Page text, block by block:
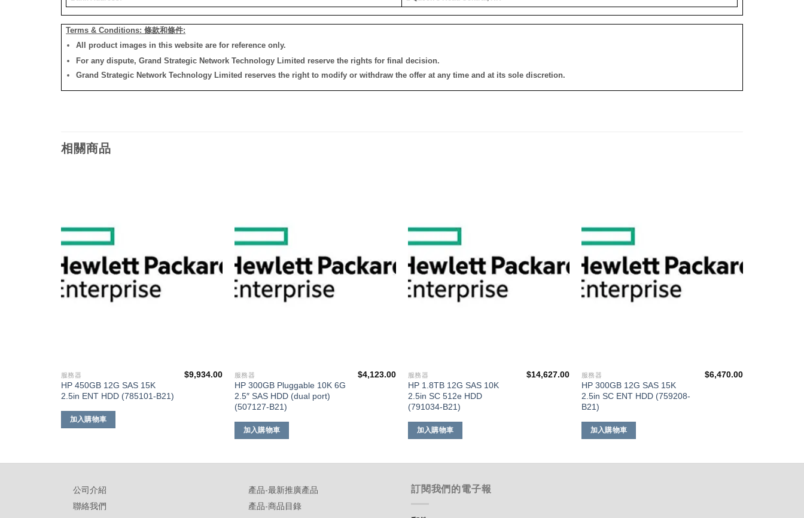
Terms & Conditions: 條款和條件:
All product images in this website are for reference only.
For any dispute, Grand Strategic Network Technology Limited reserve the rights for final decision.
Grand Strategic Network Technology Limited reserves the right to modify or withdraw the offer at any time and at its sole discretion.
相關商品
服務器
HP 450GB 12G SAS 15K
2.5in ENT HDD (785101-B21)
$9,934.00
加入購物車
服務器
HP 300GB Pluggable 10K 6G
2.5″ SAS HDD (dual port)
(507127-B21)
$4,123.00
加入購物車
服務器
HP 1.8TB 12G SAS 10K
2.5in SC 512e HDD
(791034-B21)
$14,627.00
加入購物車
服務器
HP 300GB 12G SAS 15K
2.5in SC ENT HDD (759208-
B21)
$6,470.00
加入購物車
公司介紹
聯絡我們
產品-最新推廣產品
產品-商品目錄
訂閱我們的電子報